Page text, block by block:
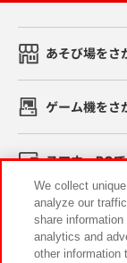
あそび場をさ
ゲーム機をさ
スマホ・PC
イベント・キ
We collect
analyze our
share
analytics and
other information